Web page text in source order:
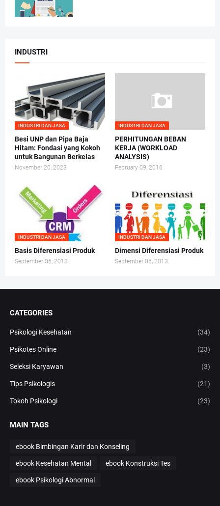
INDUSTRI
INDUSTRI DAN JASA
Besi UNP dan Pipa Baja
Hitam: Fondasi yang Kokoh
untuk Bangunan Berkelas
November 20, 2023
INDUSTRI DAN JASA
PERHITUNGAN BEBAN
KERJA (WORKLOAD
ANALYSIS)
February 09, 2016
INDUSTRI DAN JASA
Basis Diferensiasi Produk
September 05, 2013
INDUSTRI DAN JASA
Dimensi Diferensiasi Produk
September 05, 2013
CATEGORIES
Psikologi Kesehatan (34)
Psikotes Online (23)
Seleksi Karyawan (3)
Tips Psikologis (21)
Tokoh Psikologi (23)
MAIN TAGS
ebook Bimbingan Karir dan Konseling
ebook Kesehatan Mental ebook Konstruksi Tes
ebook Psikologi Abnormal